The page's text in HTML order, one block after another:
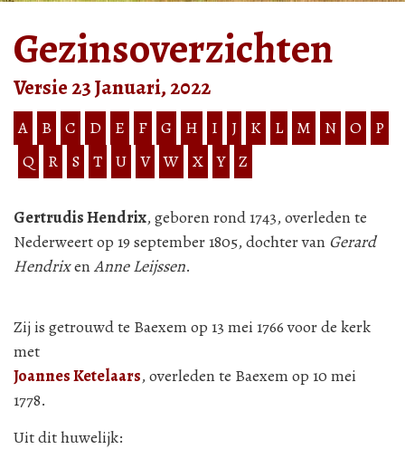
Gezinsoverzichten
Versie 23 Januari, 2022
A B C D E F G H I J K L M N O
P
Q
R S T U V W X Y Z
Gertrudis Hendrix, geboren rond 1743, overleden te
Nederweert op 19 september 1805, dochter van Gerard
HendrixenAnne Leijssen.
Zij is getrouwd te Baexem op 13 mei 1766 voor de kerk
met
Joannes Ketelaars, overleden te Baexem op 10 mei
1778.
Uit dit huwelijk: